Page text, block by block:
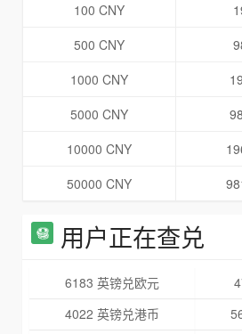
100 CNY
500 CNY
1000 CNY
5000 CNY
10000 CNY
50000 CNY
用户正在查兑
6183 英镑兑欧元
4022 英镑兑港币